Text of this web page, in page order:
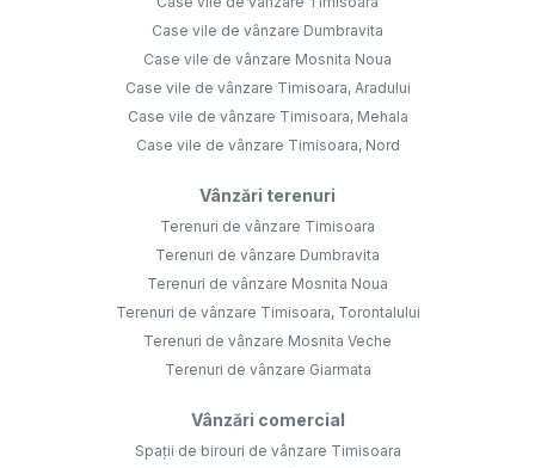
Case vile de vânzare Dumbravita
Case vile de vânzare Mosnita Noua
Case vile de vânzare Timisoara, Aradului
Case vile de vânzare Timisoara, Mehala
Case vile de vânzare Timisoara, Nord
Vânzări terenuri
Terenuri de vânzare Timisoara
Terenuri de vânzare Dumbravita
Terenuri de vânzare Mosnita Noua
Terenuri de vânzare Timisoara, Torontalului
Terenuri de vânzare Mosnita Veche
Terenuri de vânzare Giarmata
Vânzări comercial
Spații de birouri de vânzare Timisoara